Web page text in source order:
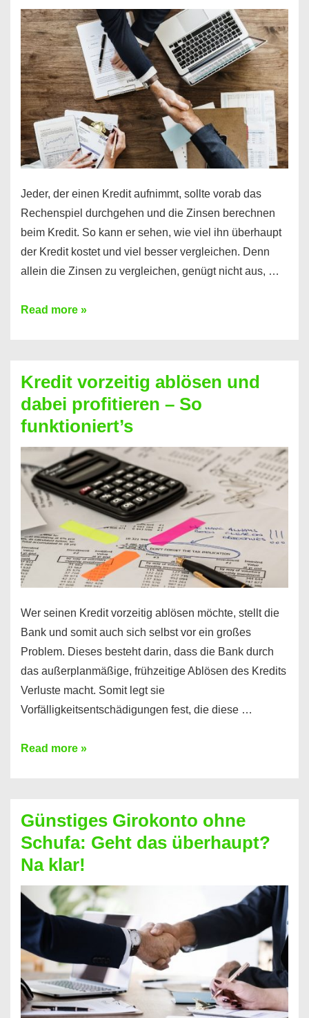
es
möglich!
Jeder, der einen Kredit aufnimmt, sollte vorab das
Rechenspiel durchgehen und die Zinsen berechnen
beim Kredit. So kann er sehen, wie viel ihn überhaupt
der Kredit kostet und viel besser vergleichen. Denn
allein die Zinsen zu vergleichen, genügt nicht aus, …
Ganz
Kredit
berechnen
–
Mit
diesen
Regeln!
Read more »
Kredit vorzeitig ablösen und
dabei profitieren – So
funktioniert’s
Wer seinen Kredit vorzeitig ablösen möchte, stellt die
Bank und somit auch sich selbst vor ein großes
Problem. Dieses besteht darin, dass die Bank durch
das außerplanmäßige, frühzeitige Ablösen des Kredits
Verluste macht. Somit legt sie
Vorfälligkeitsentschädigungen fest, die diese …
Kredit
dabei
profitieren
–
So
funktioniert’s
Read more »
Günstiges Girokonto ohne
Schufa: Geht das überhaupt?
Na klar!